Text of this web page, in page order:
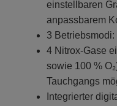
einstellbaren
anpassbarem
3 Betriebsmodi:
4 Nitrox-Gase
sowie 100 %
Tauchgangs
Integrierter